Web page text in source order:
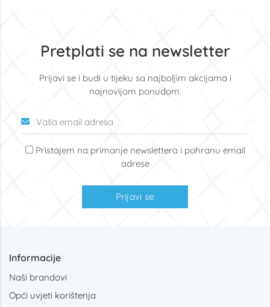
Pretplati se na newsletter
Prijavi se i budi u tijeku sa najboljim akcijama i
najnovijom ponudom.
Pristajem na primanje newslettera i pohranu email
adrese
Prijavi se
Informacije
Naši brandovi
Opći uvjeti korištenja